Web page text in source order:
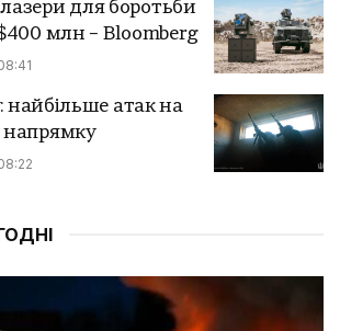
для боротьби
млн – Bloomberg
найбільше атак на
напрямку